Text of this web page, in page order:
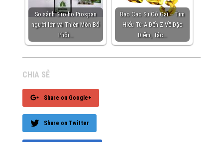
So sánh Siro ho Prospan
người lớn và Thiên Môn Bổ
Phổi…
Bao Cao Su Có Gai – Tìm
Hiểu Từ A Đến Z Về Đặc
Điểm, Tác…
CHIA SẺ
Share on Google+
Share on Twitter